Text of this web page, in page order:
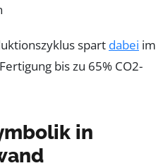
spart dabei im
bis zu 65% CO2-
in